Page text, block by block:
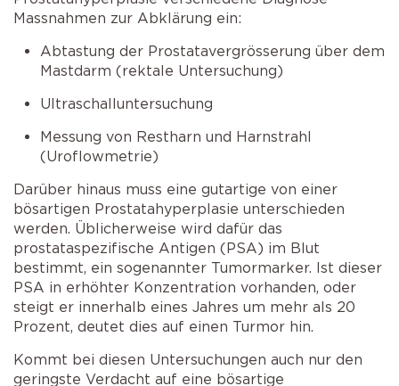
Massnahmen zur Abklärung ein:
Abtastung der Prostatavergrösserung über dem
Mastdarm (rektale Untersuchung)
Ultraschalluntersuchung
Messung von Restharn und Harnstrahl
(Uroflowmetrie)
Darüber hinaus muss eine gutartige von einer
bösartigen Prostatahyperplasie unterschieden
werden. Üblicherweise wird dafür das
prostataspezifische Antigen (PSA) im Blut
bestimmt, ein sogenannter Tumormarker. Ist dieser
PSA in erhöhter Konzentration vorhanden, oder
steigt er innerhalb eines Jahres um mehr als 20
Prozent, deutet dies auf einen Turmor hin.
Kommt bei diesen Untersuchungen auch nur den
geringste Verdacht auf eine bösartige